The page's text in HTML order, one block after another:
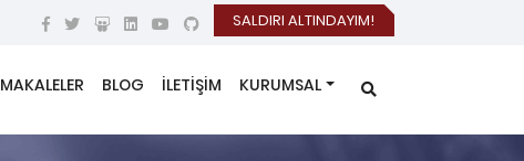
SALDIRI ALTINDAYIM!
MAKALELER BLOG İLETİŞİM KURUMSAL